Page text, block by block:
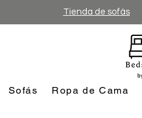
Tienda de sofás
Sofás Ropa de Cama